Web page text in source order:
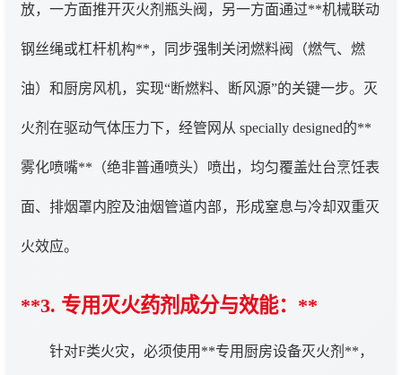
放，一方面推开灭火剂瓶头阀，另一方面通过**机械联动
钢丝绳或杠杆机构**，同步强制关闭燃料阀（燃气、燃
油）和厨房风机，实现“断燃料、断风源”的关键一步。灭
火剂在驱动气体压力下，经管网从 specially designed的**
雾化喷嘴**（绝非普通喷头）喷出，均匀覆盖灶台烹饪表
面、排烟罩内腔及油烟管道内部，形成窒息与冷却双重灭
火效应。
**3. 专用灭火药剂成分与效能：**
针对F类火灾，必须使用**专用厨房设备灭火剂**，